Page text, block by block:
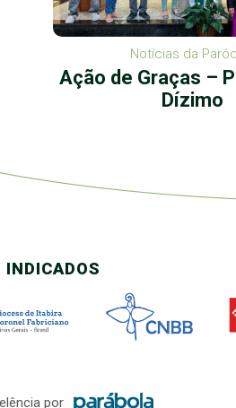
Notícias da
Ação de Graças –
Dízimo
por